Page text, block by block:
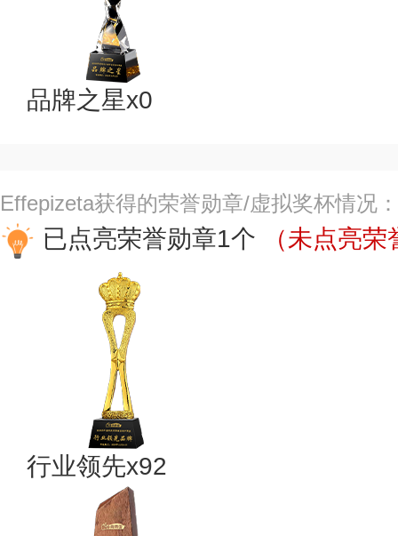
品牌之星x0
Effepizeta获得的荣誉勋章/虚拟奖杯情况：
已点亮荣誉勋章1个 （未点亮
行业领先x92